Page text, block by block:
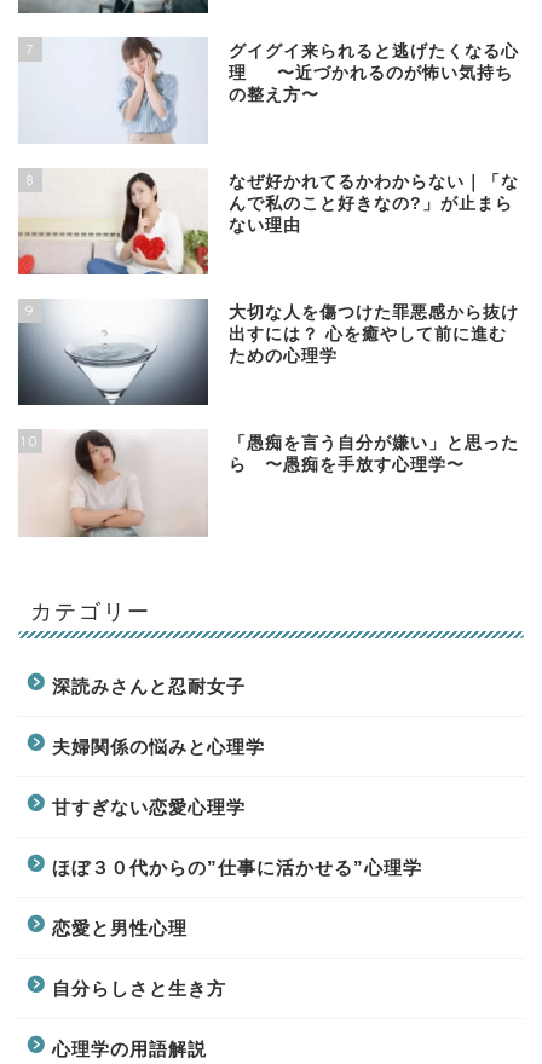
7
グイグイ来られると逃げたくなる心
理 〜近づかれるのが怖い気持ち
の整え方〜
8
なぜ好かれてるかわからない｜「な
んで私のこと好きなの?」が止まら
ない理由
9
大切な人を傷つけた罪悪感から抜け
出すには？ 心を癒やして前に進む
ための心理学
10
「愚痴を言う自分が嫌い」と思った
ら 〜愚痴を手放す心理学〜
カテゴリー
深読みさんと忍耐女子
夫婦関係の悩みと心理学
甘すぎない恋愛心理学
ほぼ３０代からの”仕事に活かせる”心理学
恋愛と男性心理
自分らしさと生き方
心理学の用語解説